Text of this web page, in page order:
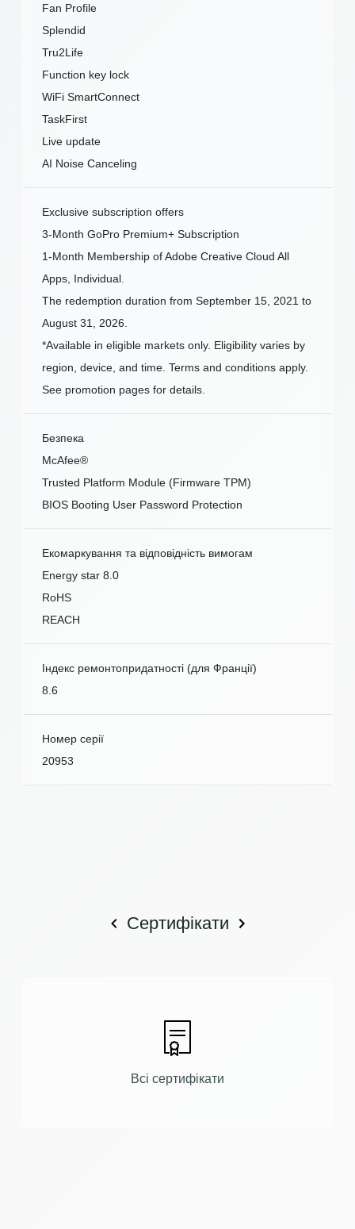
Fan Profile
Splendid
Tru2Life
Function key lock
WiFi SmartConnect
TaskFirst
Live update
AI Noise Canceling
Exclusive subscription offers
3-Month GoPro Premium+ Subscription
1-Month Membership of Adobe Creative Cloud All
Apps, Individual.
The redemption duration from September 15, 2021 to
August 31, 2026.
*Available in eligible markets only. Eligibility varies by
region, device, and time. Terms and conditions apply.
See promotion pages for details.
Безпека
McAfee®
Trusted Platform Module (Firmware TPM)
BIOS Booting User Password Protection
Екомаркування та відповідність вимогам
Energy star 8.0
RoHS
REACH
Індекс ремонтопридатності (для Франції)
8.6
Номер серії
20953
Сертифікати
Всі сертифікати